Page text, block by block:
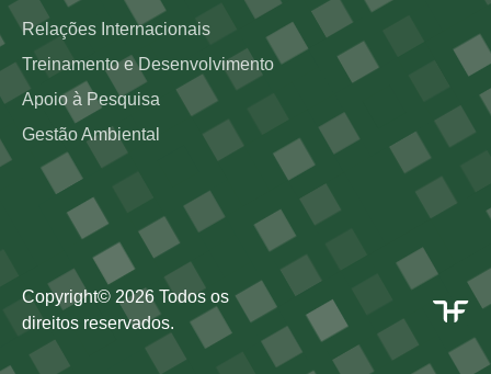
Relações Internacionais
Treinamento e Desenvolvimento
Apoio à Pesquisa
Gestão Ambiental
Copyright© 2026 Todos os
direitos reservados.